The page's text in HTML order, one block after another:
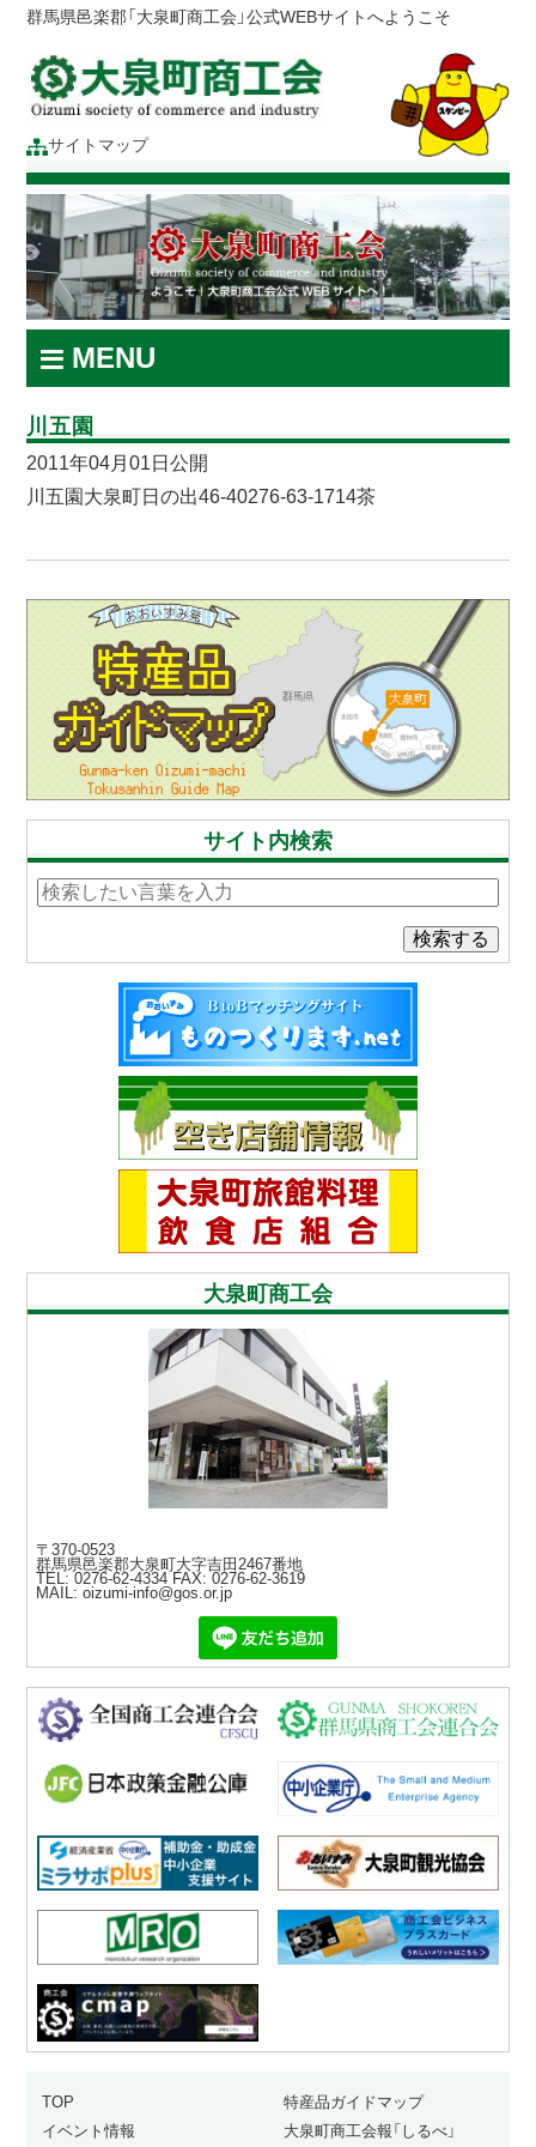
群馬県邑楽郡「大泉町商工会」公式WEBサイトへようこそ
サイトマップ
MENU
川五園
2011年04月01日公開
川五園大泉町日の出46-40276-63-1714茶
サイト内検索
検索する
大泉町商工会
〒370-0523
群馬県邑楽郡大泉町大字吉田2467番地
TEL: 0276-62-4334FAX: 0276-62-3619
MAIL: oizumi-info@gos.or.jp
TOP
特産品ガイドマップ
イベント情報
大泉町商工会報「しるべ」